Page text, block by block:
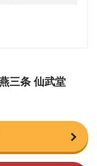
三条 仙武堂